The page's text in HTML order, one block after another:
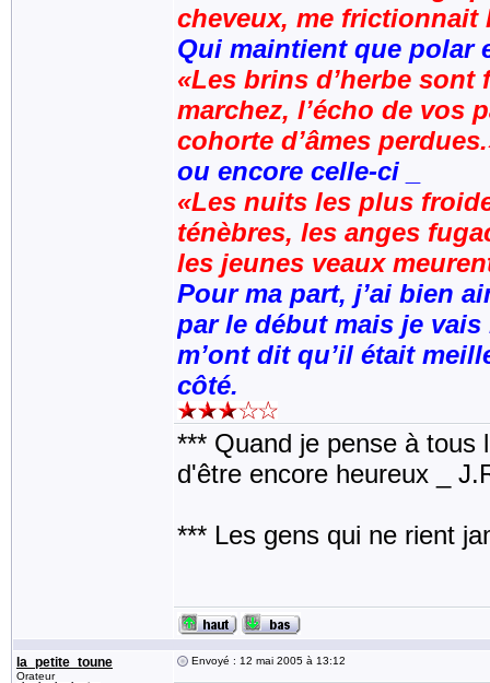
cheveux, me frictionnait
Qui maintient que polar
«Les brins d’herbe
marchez, l’écho de vos
cohorte d’âmes
ou encore celle-ci _
«Les nuits les plus
ténèbres, les anges
les jeunes veaux
Pour ma part, j’ai bien
par le début mais je
m’ont dit qu’il était
côté.
*** Quand je pense à tous
d'être encore heureux _
*** Les gens qui ne rient
la_petite_toune
Orateur
Envoyé : 12 mai 2005 à 13:12